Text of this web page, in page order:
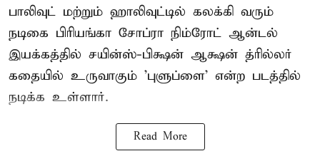
பாலிவுட் மற்றும் ஹாலிவுட்டில் கலக்கி வரும்
நடிகை பிரியங்கா சோப்ரா நிம்ரோட் ஆன்டல்
இயக்கத்தில் சயின்ஸ்-பிக்ஷன் ஆக்ஷன் த்ரில்லர்
கதையில் உருவாகும் 'புளுப்ளை' என்ற படத்தில்
நடிக்க உள்ளார்.
Read More